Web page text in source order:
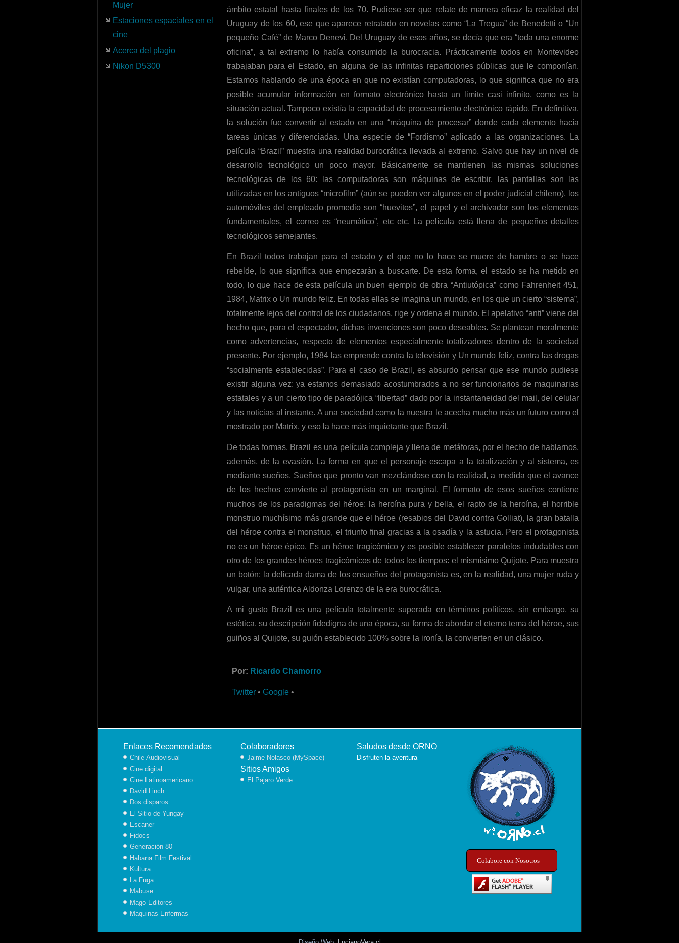
Mujer
Estaciones espaciales en el
cine
Acerca del plagio
Nikon D5300
ámbito estatal hasta finales de los 70. Pudiese ser que relate de manera eficaz la realidad del
Uruguay de los 60, ese que aparece retratado en novelas como “La Tregua” de Benedetti o “Un
pequeño Café” de Marco Denevi. Del Uruguay de esos años, se decía que era “toda una enorme
oficina”, a tal extremo lo había consumido la burocracia. Prácticamente todos en Montevideo
trabajaban para el Estado, en alguna de las infinitas reparticiones públicas que le componían.
Estamos hablando de una época en que no existían computadoras, lo que significa que no era
posible acumular información en formato electrónico hasta un limite casi infinito, como es la
situación actual. Tampoco existía la capacidad de procesamiento electrónico rápido. En definitiva,
la solución fue convertir al estado en una “máquina de procesar” donde cada elemento hacía
tareas únicas y diferenciadas. Una especie de “Fordismo” aplicado a las organizaciones. La
película “Brazil” muestra una realidad burocrática llevada al extremo. Salvo que hay un nivel de
desarrollo tecnológico un poco mayor. Básicamente se mantienen las mismas soluciones
tecnológicas de los 60: las computadoras son máquinas de escribir, las pantallas son las
utilizadas en los antiguos “microfilm” (aún se pueden ver algunos en el poder judicial chileno), los
automóviles del empleado promedio son “huevitos”, el papel y el archivador son los elementos
fundamentales, el correo es “neumático”, etc etc. La película está llena de pequeños detalles
tecnológicos semejantes.
En Brazil todos trabajan para el estado y el que no lo hace se muere de hambre o se hace
rebelde, lo que significa que empezarán a buscarte. De esta forma, el estado se ha metido en
todo, lo que hace de esta película un buen ejemplo de obra “Antiutópica” como Fahrenheit 451,
1984, Matrix o Un mundo feliz. En todas ellas se imagina un mundo, en los que un cierto “sistema”,
totalmente lejos del control de los ciudadanos, rige y ordena el mundo. El apelativo “anti” viene del
hecho que, para el espectador, dichas invenciones son poco deseables. Se plantean moralmente
como advertencias, respecto de elementos especialmente totalizadores dentro de la sociedad
presente. Por ejemplo, 1984 las emprende contra la televisión y Un mundo feliz, contra las drogas
“socialmente establecidas”. Para el caso de Brazil, es absurdo pensar que ese mundo pudiese
existir alguna vez: ya estamos demasiado acostumbrados a no ser funcionarios de maquinarias
estatales y a un cierto tipo de paradójica “libertad” dado por la instantaneidad del mail, del celular
y las noticias al instante. A una sociedad como la nuestra le acecha mucho más un futuro como el
mostrado por Matrix, y eso la hace más inquietante que Brazil.
De todas formas, Brazil es una película compleja y llena de metáforas, por el hecho de hablarnos,
además, de la evasión. La forma en que el personaje escapa a la totalización y al sistema, es
mediante sueños. Sueños que pronto van mezclándose con la realidad, a medida que el avance
de los hechos convierte al protagonista en un marginal. El formato de esos sueños contiene
muchos de los paradigmas del héroe: la heroína pura y bella, el rapto de la heroína, el horrible
monstruo muchísimo más grande que el héroe (resabios del David contra Golliat), la gran batalla
del héroe contra el monstruo, el triunfo final gracias a la osadía y la astucia. Pero el protagonista
no es un héroe épico. Es un héroe tragicómico y es posible establecer paralelos indudables con
otro de los grandes héroes tragicómicos de todos los tiempos: el mismísimo Quijote. Para muestra
un botón: la delicada dama de los ensueños del protagonista es, en la realidad, una mujer ruda y
vulgar, una auténtica Aldonza Lorenzo de la era burocrática.
A mi gusto Brazil es una película totalmente superada en términos políticos, sin embargo, su
estética, su descripción fidedigna de una época, su forma de abordar el eterno tema del héroe, sus
guiños al Quijote, su guión establecido 100% sobre la ironía, la convierten en un clásico.
Por: Ricardo Chamorro
Twitter • Google •
Enlaces Recomendados
Chile Audiovisual
Cine digital
Cine Latinoamericano
David Linch
Dos disparos
El Sitio de Yungay
Escaner
Fidocs
Generación 80
Habana Film Festival
Kultura
La Fuga
Mabuse
Mago Editores
Maquinas Enfermas
Colaboradores
Jaime Nolasco (MySpace)
Sitios Amigos
El Pajaro Verde
Saludos desde ORNO
Disfruten la aventura
Colabore con Nosotros